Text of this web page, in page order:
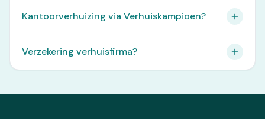
Kantoorverhuizing via Verhuiskampioen?
Verzekering verhuisfirma?